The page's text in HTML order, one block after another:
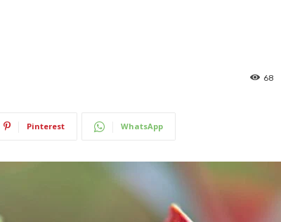
68
Pinterest WhatsApp